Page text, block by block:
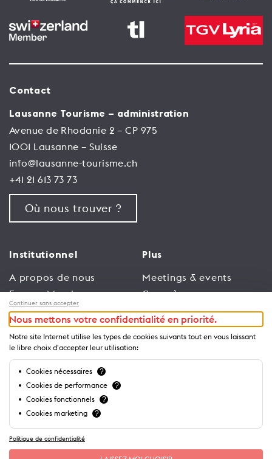
Contact
Lausanne Tourisme – administration
Avenue de Rhodanie 2 – CP 975
1001 Lausanne – Suisse
info@lausanne-tourisme.ch
+41 21 613 73 73
Où nous trouver ?
Institutionnel
A propos de nous
Espace Membres
Emploi
Conditions générales
d’utilisation
Politique de
confidentialité
Plus
Meetings & events
Congrès
Trade
Espace Médias
Annonceurs
Brochures et guides
Continuer sans accepter
Nous mettons votre confidentialité en priorité.
Notre site Internet utilise les types de cookies suivants tout en vous laissant
le libre choix d'accepter leur utilisation:
Cookies nécessaires ?
Cookies de performance ?
Cookies fonctionnels ?
Cookies marketing ?
Politique de confidentialité